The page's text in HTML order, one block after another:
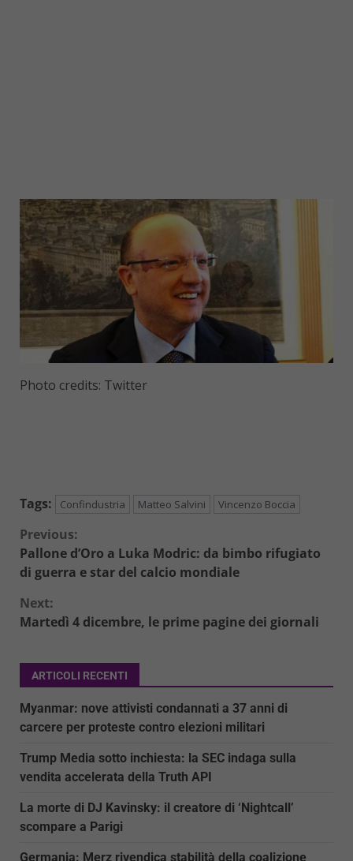
Photo credits: Twitter
Tags: Confindustria Matteo Salvini Vincenzo Boccia
Continue
Reading
Previous:
Pallone d’Oro a Luka Modric: da bimbo rifugiato
di guerra e star del calcio mondiale
Next:
Martedì 4 dicembre, le prime pagine dei giornali
ARTICOLI RECENTI
Myanmar: nove attivisti condannati a 37 anni di
carcere per proteste contro elezioni militari
Trump Media sotto inchiesta: la SEC indaga sulla
vendita accelerata della Truth API
La morte di DJ Kavinsky: il creatore di ‘Nightcall’
scompare a Parigi
Germania: Merz rivendica stabilità della coalizione